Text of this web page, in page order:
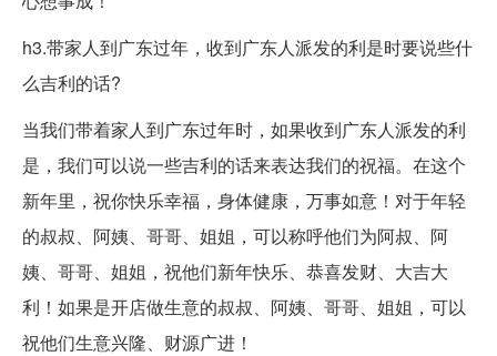
h3.带家人到广东过年，收到广东人派发的利是时要说些什
么吉利的话?
当我们带着家人到广东过年时，如果收到广东人派发的利
是，我们可以说一些吉利的话来表达我们的祝福。在这个
新年里，祝你快乐幸福，身体健康，万事如意！对于年轻
的叔叔、阿姨、哥哥、姐姐，可以称呼他们为阿叔、阿
姨、哥哥、姐姐，祝他们新年快乐、恭喜发财、大吉大
利！如果是开店做生意的叔叔、阿姨、哥哥、姐姐，可以
祝他们生意兴隆、财源广进！